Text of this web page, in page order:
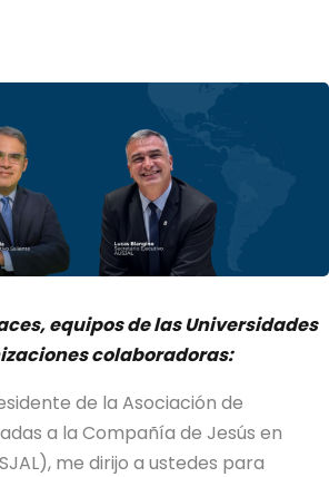
equipos de las Universidades
colaboradoras:
de la Asociación de
a la Compañía de Jesús en
me dirijo a ustedes para